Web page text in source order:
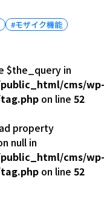
#モザイク機能
$the_query in
cms/wp-
on line 52
property
null in
cms/wp-
on line 52